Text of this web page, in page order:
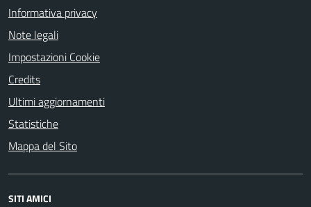
Informativa privacy
Note legali
Impostazioni Cookie
Credits
Ultimi aggiornamenti
Statistiche
Mappa del Sito
SITI AMICI